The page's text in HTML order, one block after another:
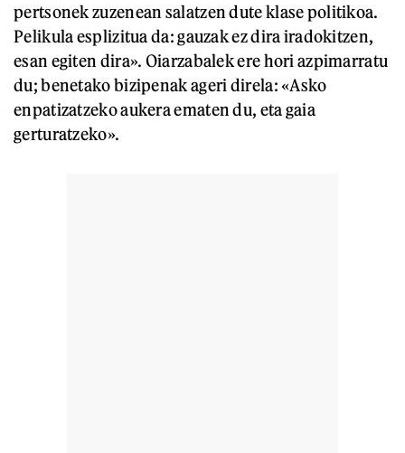
pertsonek zuzenean salatzen dute klase politikoa.
Pelikula esplizitua da: gauzak ez dira iradokitzen,
esan egiten dira». Oiarzabalek ere hori azpimarratu
du; benetako bizipenak ageri direla: «Asko
enpatizatzeko aukera ematen du, eta gaia
gerturatzeko».